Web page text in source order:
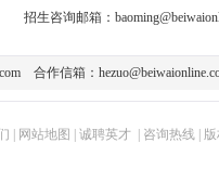
招生咨询邮箱：
合作信箱：
网站地图 诚聘英才| 咨询热线|